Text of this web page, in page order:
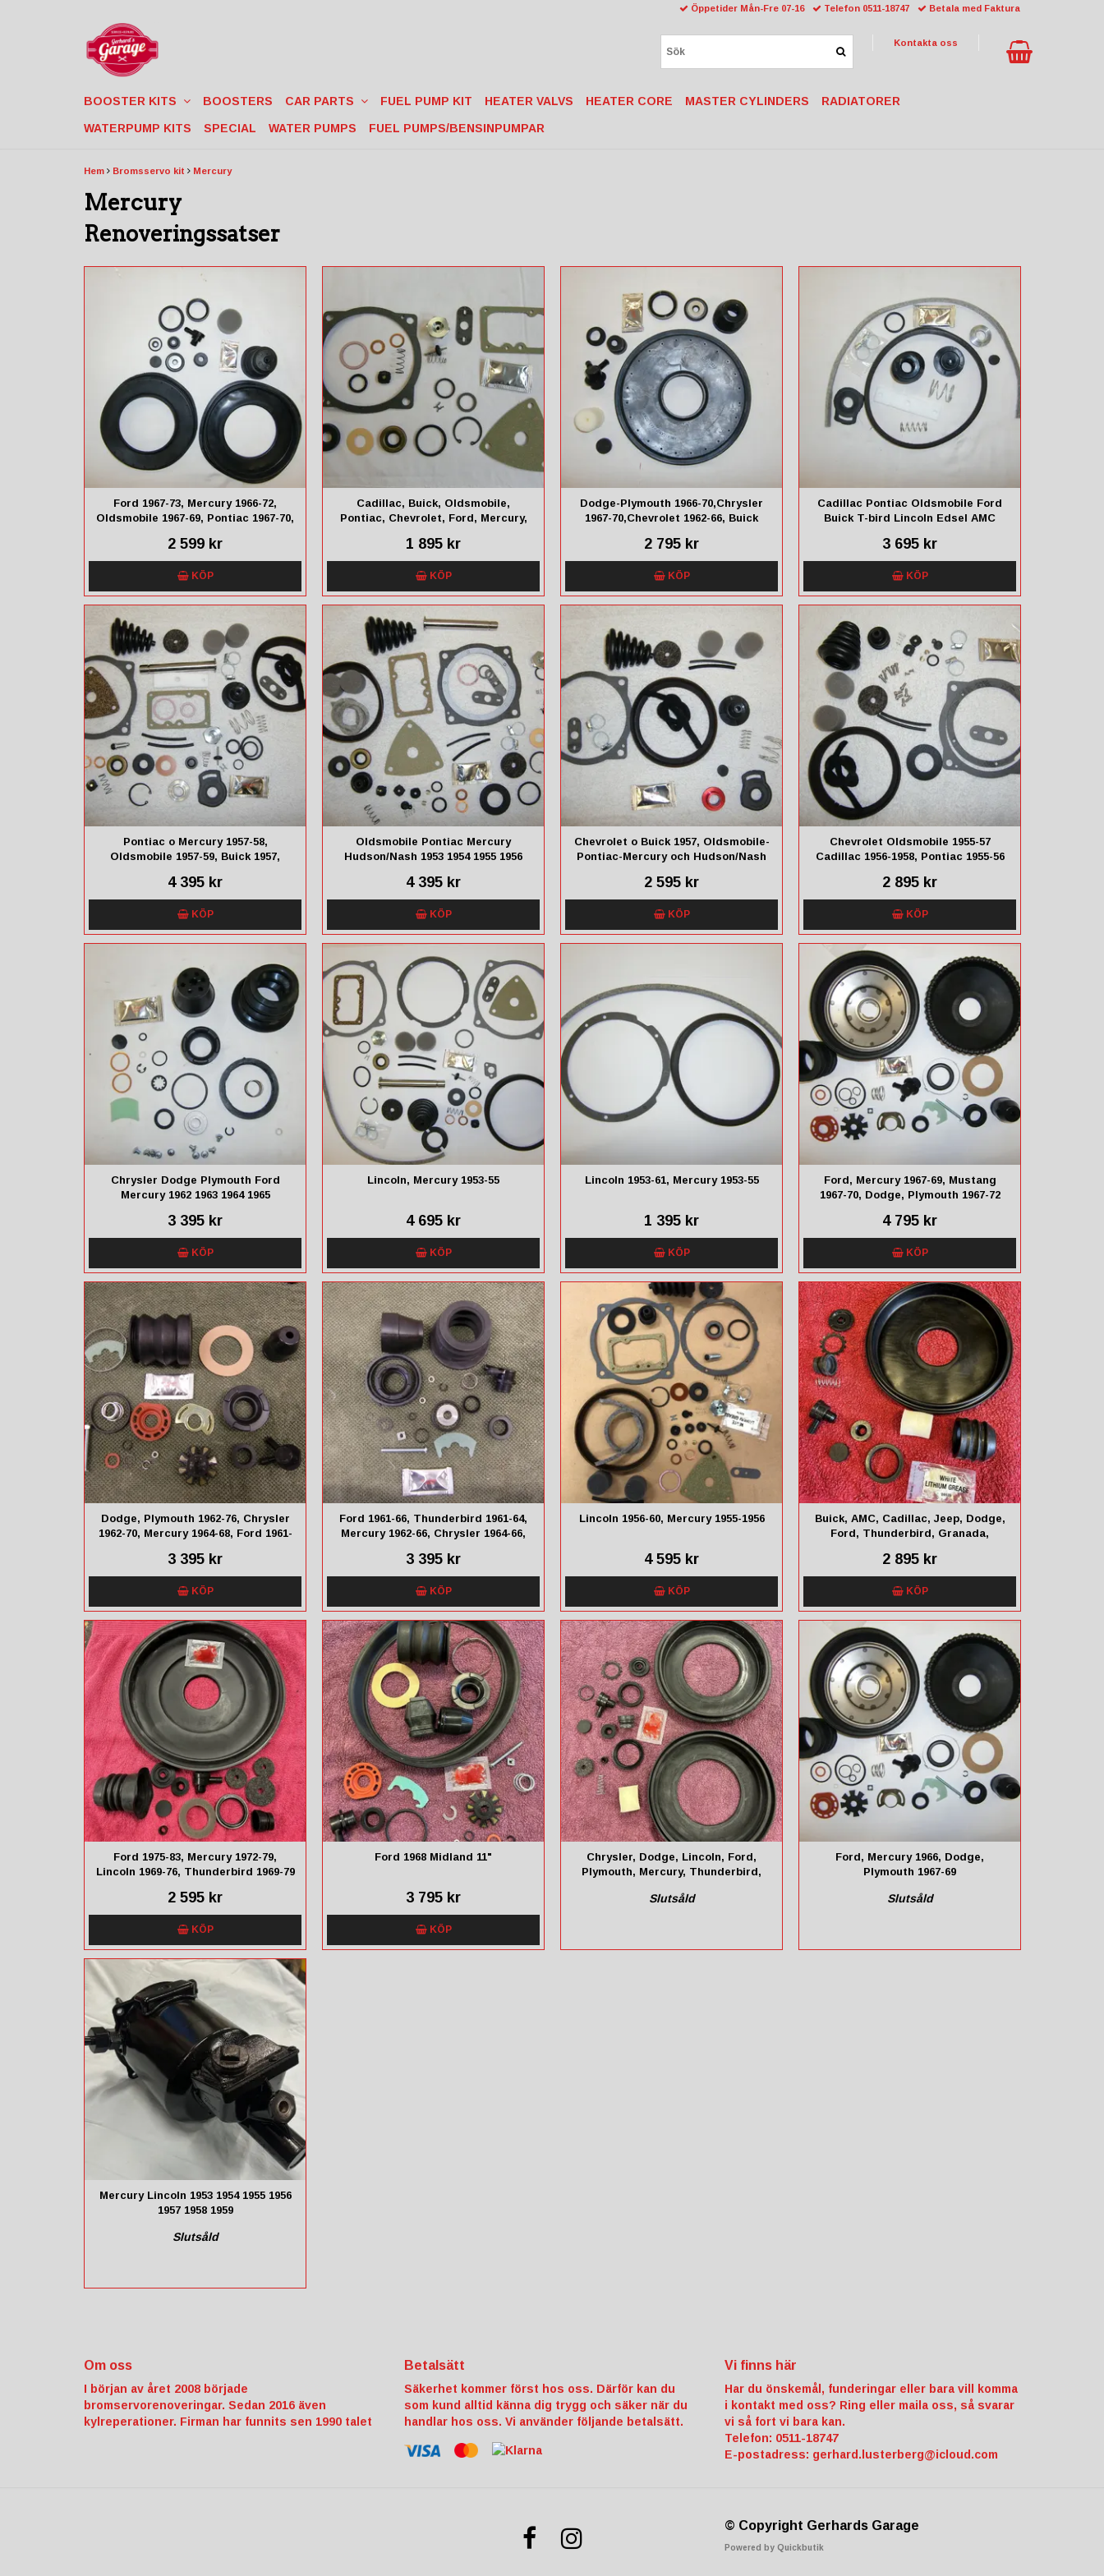
Hem Bromsservo kit Mercury
Mercury
Renoveringssatser
Ford 1967-73, Mercury 1966-72,
Oldsmobile 1967-69, Pontiac 1967-70,
2 599 kr
KÖP
Cadillac, Buick, Oldsmobile,
Pontiac, Chevrolet, Ford, Mercury,
1 895 kr
KÖP
Dodge-Plymouth 1966-70,Chrysler
1967-70,Chevrolet 1962-66, Buick
2 795 kr
KÖP
Cadillac Pontiac Oldsmobile Ford
Buick T-bird Lincoln Edsel AMC
3 695 kr
KÖP
Pontiac o Mercury 1957-58,
Oldsmobile 1957-59, Buick 1957,
Hudson/Nash 1957-58
4 395 kr
KÖP
Oldsmobile Pontiac Mercury
Hudson/Nash 1953 1954 1955 1956
4 395 kr
KÖP
Chevrolet o Buick 1957, Oldsmobile-
Pontiac-Mercury och Hudson/Nash
2 595 kr
KÖP
Chevrolet Oldsmobile 1955-57
Cadillac 1956-1958, Pontiac 1955-56
2 895 kr
KÖP
Chrysler Dodge Plymouth Ford
Mercury 1962 1963 1964 1965
3 395 kr
KÖP
Lincoln, Mercury 1953-55
4 695 kr
KÖP
Lincoln 1953-61, Mercury 1953-55
1 395 kr
KÖP
Ford, Mercury 1967-69, Mustang
1967-70, Dodge, Plymouth 1967-72
4 795 kr
KÖP
Dodge, Plymouth 1962-76, Chrysler
1962-70, Mercury 1964-68, Ford 1961-
3 395 kr
KÖP
Ford 1961-66, Thunderbird 1961-64,
Mercury 1962-66, Chrysler 1964-66,
3 395 kr
KÖP
Lincoln 1956-60, Mercury 1955-1956
4 595 kr
KÖP
Buick, AMC, Cadillac, Jeep, Dodge,
Ford, Thunderbird, Granada,
Chevrolet, Mercury, Chrysler
2 895 kr
KÖP
Ford 1975-83, Mercury 1972-79,
Lincoln 1969-76, Thunderbird 1969-79
2 595 kr
KÖP
Ford 1968 Midland 11"
3 795 kr
KÖP
Chrysler, Dodge, Lincoln, Ford,
Plymouth, Mercury, Thunderbird,
Slutsåld
Ford, Mercury 1966, Dodge,
Plymouth 1967-69
Slutsåld
Mercury Lincoln 1953 1954 1955 1956
1957 1958 1959
Slutsåld
Om oss
I början av året 2008 började
bromservorenoveringar. Sedan 2016 även
kylreperationer. Firman har funnits sen 1990 talet
Betalsätt
Säkerhet kommer först hos oss. Därför kan du
som kund alltid känna dig trygg och säker när du
handlar hos oss. Vi använder följande betalsätt.
Vi finns här
Har du önskemål, funderingar eller bara vill komma
i kontakt med oss? Ring eller maila oss, så svarar
vi så fort vi bara kan.
Telefon: 0511-18747
E-postadress: gerhard.lusterberg@icloud.com
© Copyright Gerhards Garage
Powered by Quickbutik
Öppetider Mån-Fre 07-16 Telefon 0511-18747 Betala med Faktura
Kontakta oss
BOOSTER KITS BOOSTERS CAR PARTS FUEL PUMP KIT HEATER VALVS HEATER CORE MASTER CYLINDERS RADIATORER
WATERPUMP KITS SPECIAL WATER PUMPS FUEL PUMPS/BENSINPUMPAR